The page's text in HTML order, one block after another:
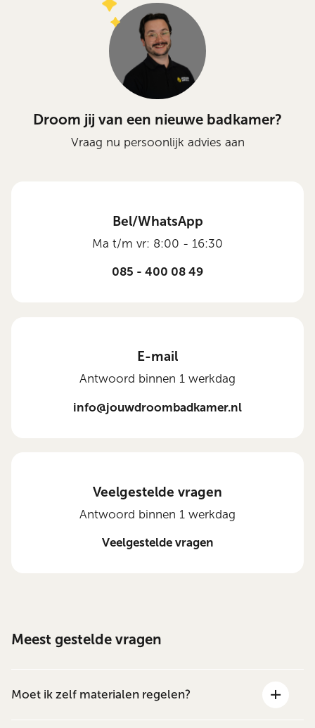
Droom jij van een nieuwe badkamer?
Vraag nu persoonlijk advies aan
Bel/WhatsApp
Ma t/m vr: 8:00 - 16:30
085 - 400 08 49
E-mail
Antwoord binnen 1 werkdag
info@jouwdroombadkamer.nl
Veelgestelde vragen
Antwoord binnen 1 werkdag
Veelgestelde vragen
Meest gestelde vragen
Moet ik zelf materialen regelen?